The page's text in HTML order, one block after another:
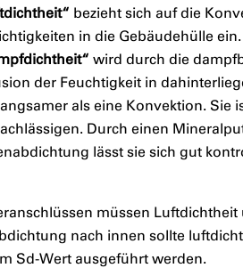
bezieht sich auf die
in die Gebäudehülle
wird durch die
der Feuchtigkeit in
als eine Konvektion. Sie
Durch einen
lässt sie sich gut
müssen
nach innen sollte
Sd-Wert ausgeführt werden.